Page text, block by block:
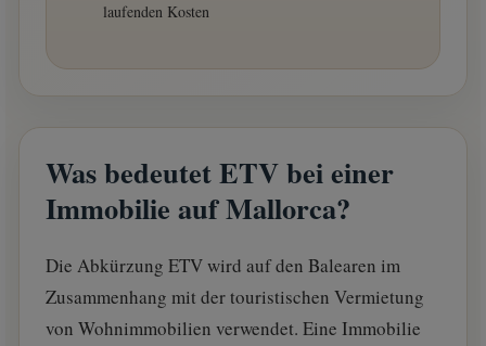
laufenden Kosten
Was bedeutet ETV bei einer
Immobilie auf Mallorca?
Die Abkürzung ETV wird auf den Balearen im
Zusammenhang mit der touristischen Vermietung
von Wohnimmobilien verwendet. Eine Immobilie